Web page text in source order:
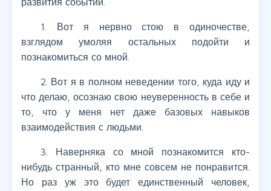
1. Вот я нервно стою в одиночестве,
взглядом умоляя остальных подойти и
познакомиться со мной.
2. Вот я в полном неведении того, куда иду и
что делаю, осознаю свою неуверенность в себе и
то, что у меня нет даже базовых навыков
взаимодействия с людьми.
3. Наверняка со мной познакомится кто-
нибудь странный, кто мне совсем не понравится.
Но раз уж это будет единственный человек,